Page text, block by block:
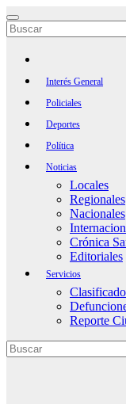
Saltar
al
contenido
Interés General
Policiales
Deportes
Política
Noticias
Locales
Regionales
Nacionales
Crónica
Editoriales
Servicios
Reporte